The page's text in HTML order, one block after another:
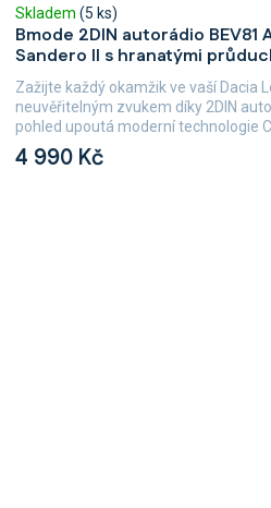
Bmode 2DIN autorádio BEV81
Sandero II s hranatými
Skladem (5 ks)
4 990 Kč
Zažijte každý okamžik ve vaší Dacia
neuvěřitelným zvukem díky 2DIN
pohled upoutá moderní technologie